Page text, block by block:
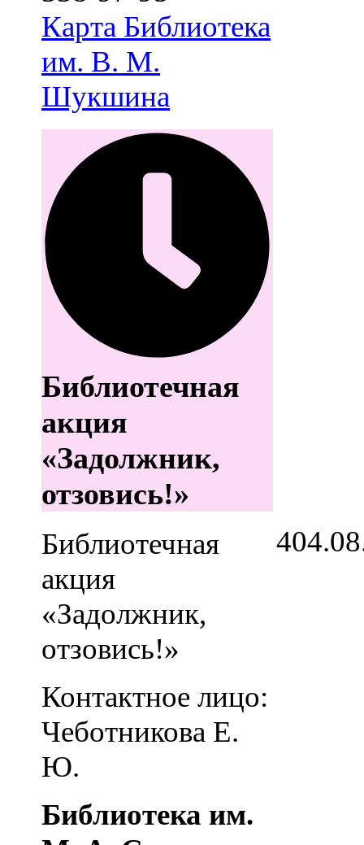
Карта Библиотека
им. В. М.
Шукшина
Библиотечная
акция
«Задолжник,
отзовись!»
Библиотечная
акция
«Задолжник,
отзовись!»
Контактное лицо:
Чеботникова Е.
Ю.
Библиотека им.
4